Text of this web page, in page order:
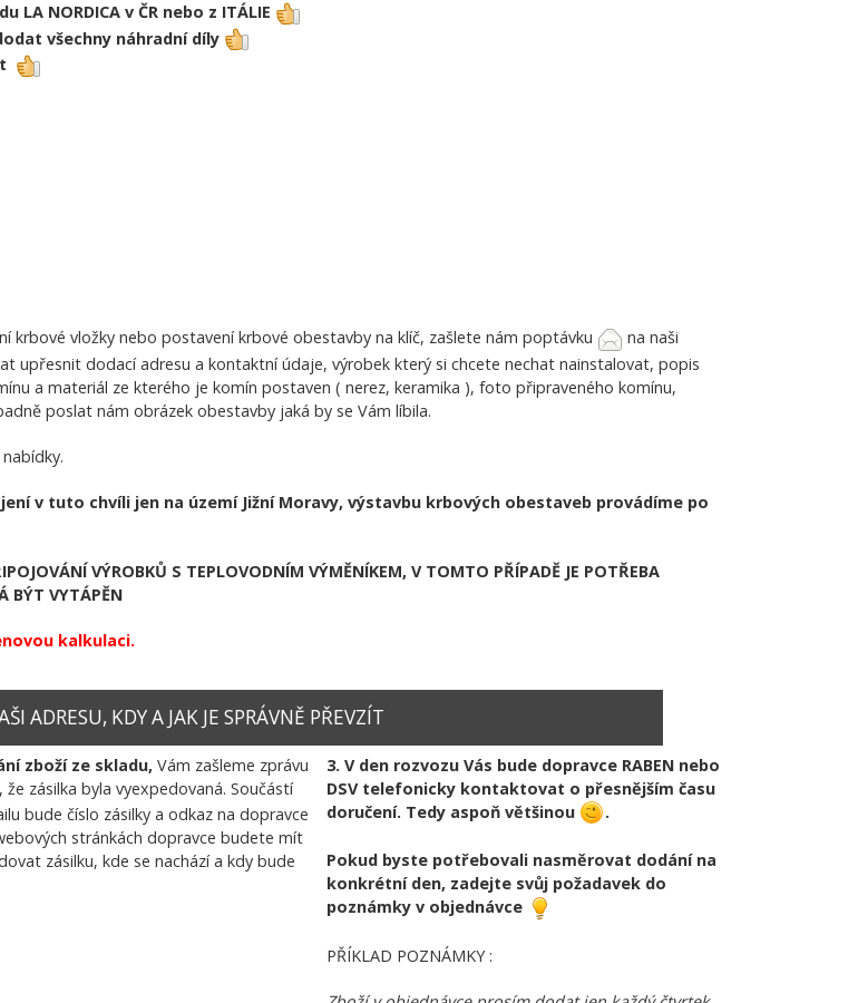
NORDICA v ČR nebo z ITÁLIE
všechny náhradní díly
vložky nebo postavení krbové obestavby na klíč, zašlete nám poptávku
na naši
upřesnit dodací adresu a kontaktní údaje, výrobek který si chcete nechat nainstalovat, popis
a materiál ze kterého je komín postaven ( nerez, keramika ), foto připraveného komínu,
poslat nám obrázek obestavby jaká by se Vám líbila.
v tuto chvíli jen na území Jižní Moravy, výstavbu krbových obestaveb provádíme po
VÝROBKŮ S TEPLOVODNÍM VÝMĚNÍKEM, V TOMTO PŘÍPADĚ JE POTŘEBA
BÝT VYTÁPĚN
kalkulaci.
ADRESU, KDY A JAK JE SPRÁVNĚ PŘEVZÍT
zboží ze skladu, Vám zašleme zprávu
že zásilka byla vyexpedovaná. Součástí
bude číslo zásilky a odkaz na dopravce
stránkách dopravce budete mít
zásilku, kde se nachází a kdy bude
3. V den rozvozu Vás bude dopravce RABEN nebo
DSV telefonicky kontaktovat o přesnějším času
doručení. Tedy aspoň většinou
.
Pokud byste potřebovali nasměrovat dodání na
konkrétní den, zadejte svůj požadavek do
poznámky v objednávce
PŘÍKLAD POZNÁMKY :